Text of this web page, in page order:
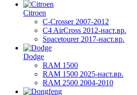
Citroen
C-Crosser 2007-2012
C4 AirCross 2012-наст.вр.
Spacetourer 2017-наст.вр.
Dodge
RAM 1500
RAM 1500 2025-наст.вр.
RAM 2500 2004-2010